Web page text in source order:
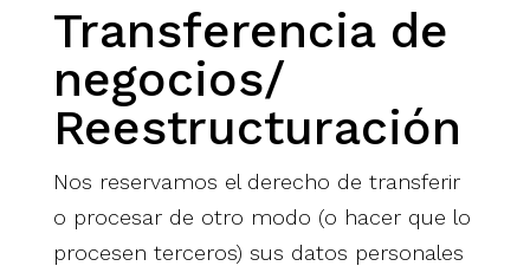
Transferencia de
negocios/
Reestructuración
Nos reservamos el derecho de transferir
o procesar de otro modo (o hacer que lo
procesen terceros) sus datos personales